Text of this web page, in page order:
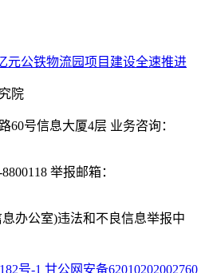
元公铁物流园项目建设全速推进
院
60号信息大厦4层 业务咨询：
举报邮箱：
办公室)违法和不良信息举报中
号-1 甘公网安备62010202002760